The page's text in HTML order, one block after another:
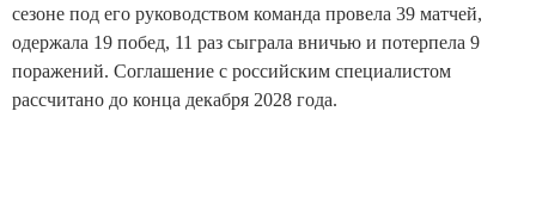
сезоне под его руководством команда провела 39 матчей,
одержала 19 побед, 11 раз сыграла вничью и потерпела 9
поражений. Соглашение с российским специалистом
рассчитано до конца декабря 2028 года.